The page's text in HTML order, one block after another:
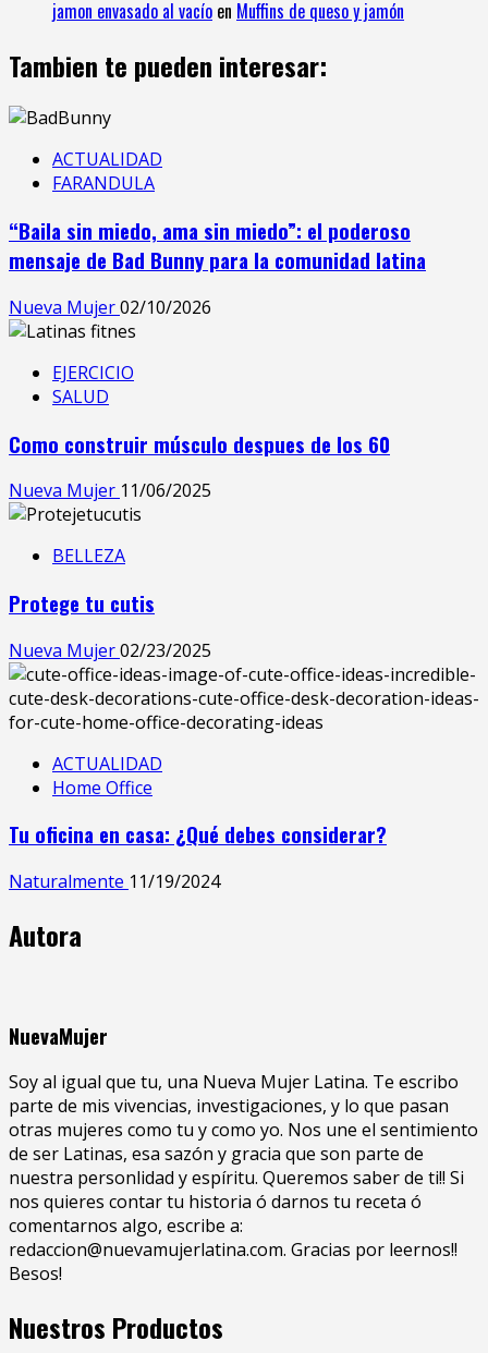
jamon envasado al vacío en Muffins de queso y jamón
Tambien te pueden interesar:
ACTUALIDAD
FARANDULA
“Baila sin miedo, ama sin miedo”: el poderoso
mensaje de Bad Bunny para la comunidad latina
Nueva Mujer02/10/2026
EJERCICIO
SALUD
Como construir músculo despues de los 60
Nueva Mujer 11/06/2025
BELLEZA
Protege tu cutis
Nueva Mujer02/23/2025
ACTUALIDAD
Home Office
Tu oficina en casa: ¿Qué debes considerar?
Naturalmente 11/19/2024
Autora
NuevaMujer
Soy al igual que tu, una Nueva Mujer Latina. Te escribo
parte de mis vivencias, investigaciones, y lo que pasan
otras mujeres como tu y como yo. Nos une el sentimiento
de ser Latinas, esa sazón y gracia que son parte de
nuestra personlidad y espíritu. Queremos saber de ti!! Si
nos quieres contar tu historia ó darnos tu receta ó
comentarnos algo, escribe a:
redaccion@nuevamujerlatina.com. Gracias por leernos!!
Besos!
Nuestros Productos